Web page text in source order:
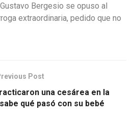
Bergesio se opuso al
extraordinaria, pedido que no
Post
una cesárea en la
qué pasó con su bebé